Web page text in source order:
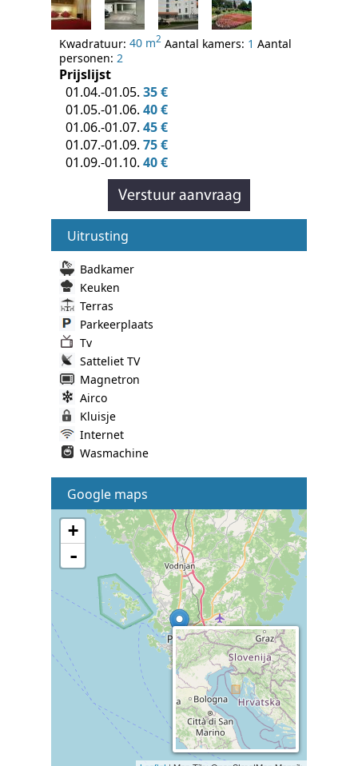
Kwadratuur: 40 m2 Aantal kamers: 1 Aantal
personen: 2
Prijslijst
01.04.-01.05. 35 €
01.05.-01.06. 40 €
01.06.-01.07. 45 €
01.07.-01.09. 75 €
01.09.-01.10. 40 €
Uitrusting
Badkamer
Keuken
Terras
Parkeerplaats
Tv
Satteliet TV
Magnetron
Airco
Kluisje
Internet
Wasmachine
Google maps